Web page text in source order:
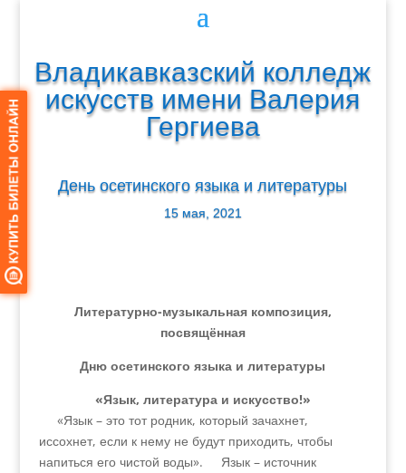
Владикавказский колледж
искусств имени Валерия
Гергиева
День осетинского языка и литературы
15 мая, 2021
Литературно-музыкальная композиция,
посвящённая
Дню осетинского языка и литературы
«Язык, литература и искусство!»
«Язык – это тот родник, который зачахнет,
иссохнет, если к нему не будут приходить, чтобы
напиться его чистой воды». Язык – источник